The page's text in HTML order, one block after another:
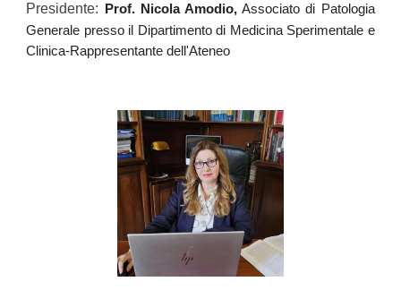
Presidente: Prof. Nicola Amodio, Associato di Patologia
Generale presso il Dipartimento di Medicina Sperimentale e
Clinica-Rappresentante dell'Ateneo